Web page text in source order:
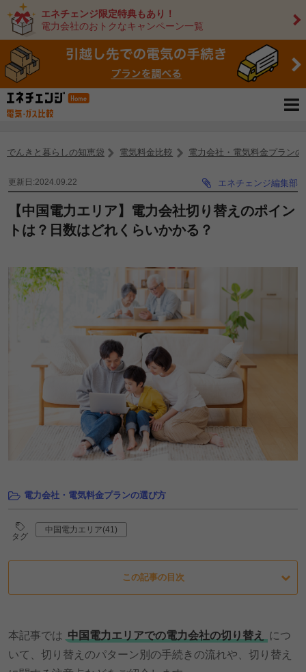
エネチェンジ限定特典もあり！
電力会社のおトクなキャンペーン一覧
でんきと暮らしの知恵袋 電気料金比較 電力会社・電気料金プランの
更新日:2024.09.22 エネチェンジ編集部
【中国電力エリア】電力会社切り替えのポイン
トは？日数はどれくらいかかる？
電力会社・電気料金プランの選び方
タグ
中国電力エリア(41)
この記事の目次
本記事では 中国電力エリアでの電力会社の切り替え
につ
いて、切り替えのパターン別の手続きの流れや、切り替え